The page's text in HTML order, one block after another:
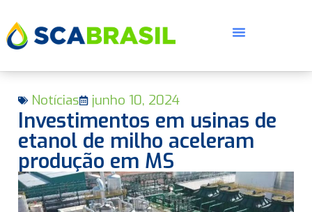
Notícias junho 10, 2024
Investimentos em usinas de
etanol de milho aceleram
produção em MS